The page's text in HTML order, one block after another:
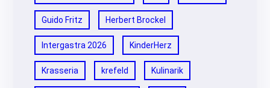
Guido Fritz Herbert Brockel
Intergastra 2026 KinderHerz
Krasseria krefeld Kulinarik